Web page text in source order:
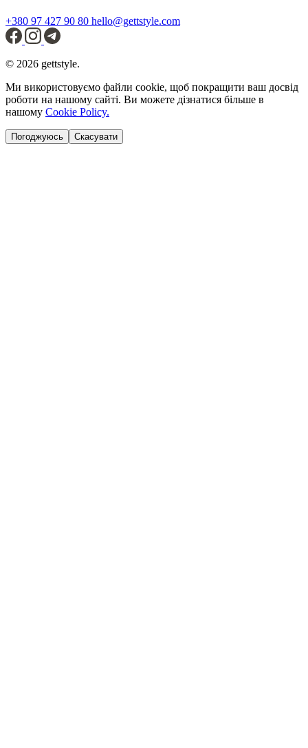
+380 97 427 90 80 hello@gettstyle.com
© 2026 gettstyle.
Ми використовуємо файли cookie, щоб покращити ваш досвід
роботи на нашому сайті. Ви можете дізнатися більше в
нашому Cookie Policy.
Погоджуюсь Скасувати